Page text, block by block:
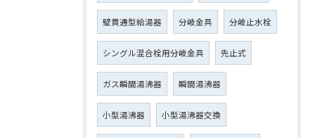
壁貫通型給湯器 分岐金具 分岐止水栓
シングル混合栓用分岐金具 先止式
ガス瞬間湯沸器 瞬間湯沸器
小型湯沸器 小型湯沸器交換